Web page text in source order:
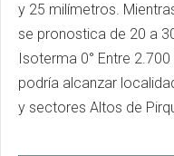
y 25 milímetros.
se pronostica de 20 a
Isoterma 0° Entre
podría alcanzar
y sectores Altos de